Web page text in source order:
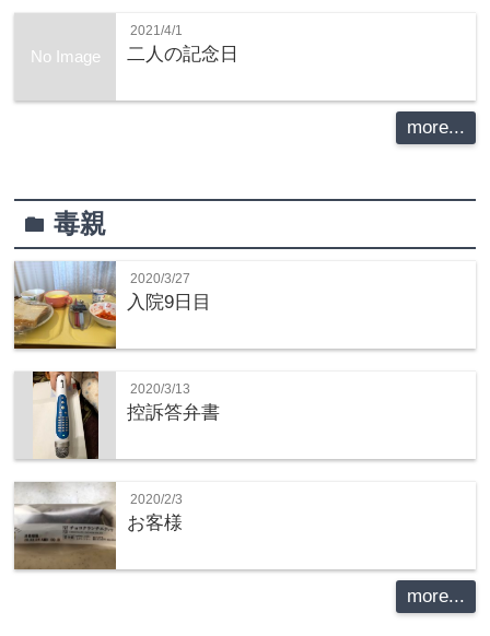
No Image
2021/4/1
二人の記念日
more...
folder毒親
2020/3/27
入院9日目
2020/3/13
控訴答弁書
2020/2/3
お客様
more...